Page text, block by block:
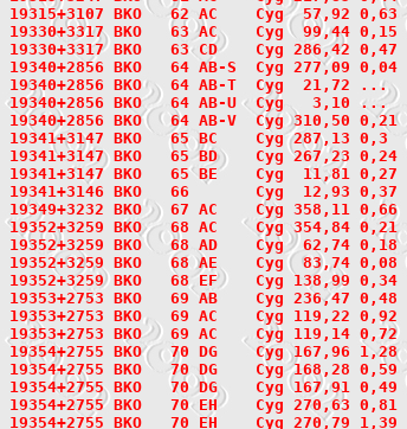
19315+3107 BKO   62 AC    Cyg  57,92 0,63
19330+3317 BKO   63 AC    Cyg  99,44
19330+3317 BKO   63 CD    Cyg 286,42
19340+2856 BKO   64 AB-S  Cyg 277,09
19340+2856 BKO   64 AB-T  Cyg  21,72
19340+2856 BKO   64 AB-U  Cyg   3,10
19340+2856 BKO   64 AB-V  Cyg 310,50
19341+3147 BKO   65 BC    Cyg 287,13 0,3
19341+3147 BKO   65 BD    Cyg 267,23
19341+3147 BKO   65 BE    Cyg  11,81
19341+3146 BKO   66
Cyg  12,93 0,37
19349+3232 BKO   67 AC    Cyg 358,11
19352+3259 BKO   68 AC    Cyg 354,84
19352+3259 BKO   68 AD    Cyg  62,74
19352+3259 BKO   68 AE    Cyg  83,74
19352+3259 BKO   68 EF    Cyg 138,99
19353+2753 BKO   69 AB    Cyg 236,47
19353+2753 BKO   69 AC    Cyg 119,22
19353+2753 BKO   69 AC    Cyg 119,14
19354+2755 BKO   70 DG    Cyg 167,96
19354+2755 BKO   70 DG    Cyg 168,28
19354+2755 BKO   70 DG    Cyg 167,91
19354+2755 BKO   70 EH    Cyg 270,63
19354+2755 BKO   70 EH    Cyg 270,79